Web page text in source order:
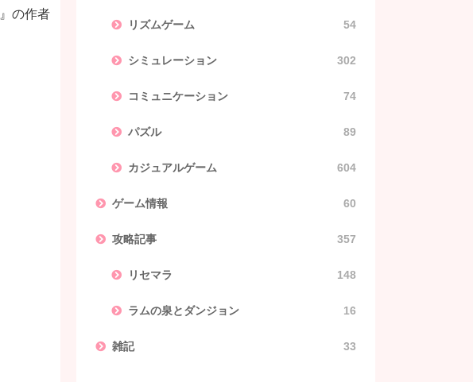
』の作者
リズムゲーム 54
シミュレーション 302
コミュニケーション 74
パズル 89
カジュアルゲーム 604
ゲーム情報 60
攻略記事 357
リセマラ 148
ラムの泉とダンジョン 16
雑記 33